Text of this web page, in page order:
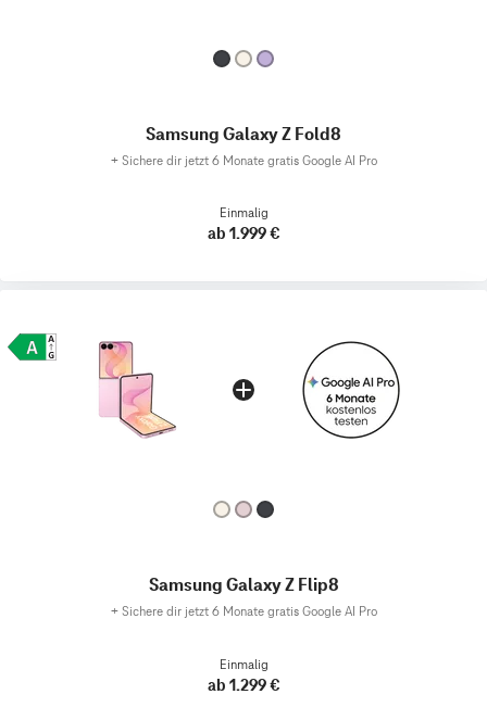
Samsung Galaxy Z Fold8
+ Sichere dir jetzt 6 Monate gratis Google AI Pro
Einmalig
ab 1.999 €
Samsung Galaxy Z Flip8
+ Sichere dir jetzt 6 Monate gratis Google AI Pro
Einmalig
ab 1.299 €